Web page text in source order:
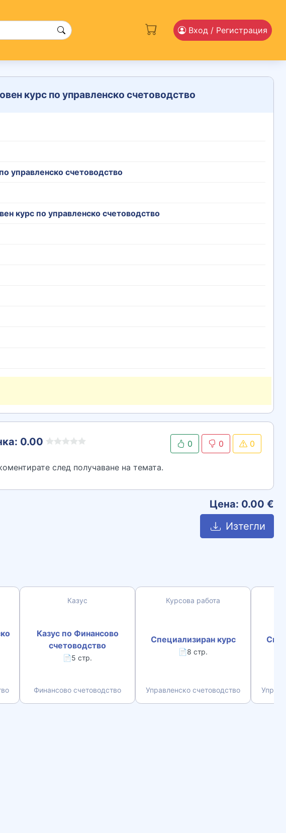
Вход / Регистрация
курс по управленско счетоводство
управленско счетоводство
курс по управленско счетоводство
0.00 0 0 0
след получаване на темата.
Цена: 0.00 €
Изтегли
Казус
Казус по Финансово
счетоводство
📄5 стр.
Финансово счетоводство
Курсова работа
Специализиран курс
📄8 стр.
Управленско счетоводство